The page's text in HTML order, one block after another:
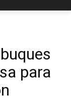
para